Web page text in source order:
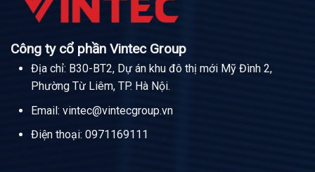
Công ty cổ phần Vintec Group
Địa chỉ: B30-BT2, Dự án khu đô thị mới Mỹ Đình 2,
Phường Từ Liêm, TP. Hà Nội.
Email:vintec@vintecgroup.vn
Điện thoại:0971169111